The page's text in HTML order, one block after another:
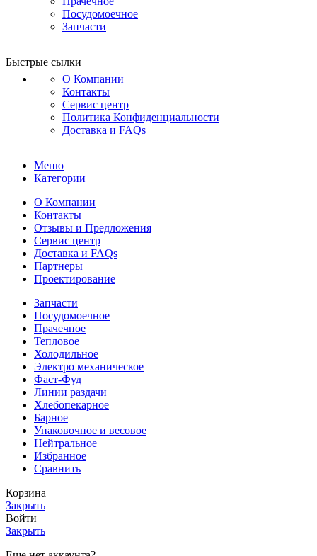
Посудомоечное
Запчасти
Быстрые сылки
О Компании
Контакты
Сервис центр
Политика Конфиденциальности
Доставка и FAQs
Меню
Категории
О Компании
Контакты
Отзывы и Предложения
Сервис центр
Доставка и FAQs
Партнеры
Проектирование
Запчасти
Посудомоечное
Прачечное
Тепловое
Холодильное
Электро механическое
Фаст-Фуд
Линии раздачи
Хлебопекарное
Барное
Упаковочное и весовое
Нейтральное
Избранное
Сравнить
Корзина
Закрыть
Войти
Закрыть